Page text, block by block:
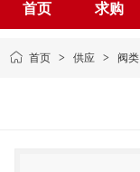
首页 求购
首页 > 供应 > 阀类